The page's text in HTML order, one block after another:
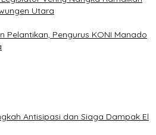
Utara
Pelantikan, Pengurus KONI Manado
Antisipasi dan Siaga Dampak El